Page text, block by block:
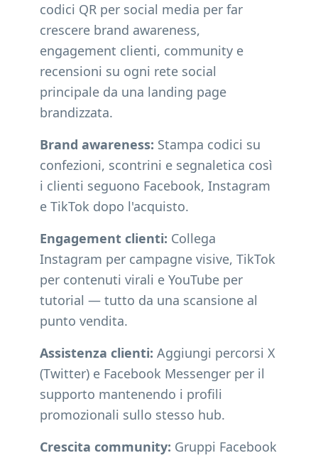
codici QR per social media per far
crescere brand awareness,
engagement clienti, community e
recensioni su ogni rete social
principale da una landing page
brandizzata.
Brand awareness: Stampa codici su
confezioni, scontrini e segnaletica così
i clienti seguono Facebook, Instagram
e TikTok dopo l'acquisto.
Engagement clienti: Collega
Instagram per campagne visive, TikTok
per contenuti virali e YouTube per
tutorial — tutto da una scansione al
punto vendita.
Assistenza clienti: Aggiungi percorsi X
(Twitter) e Facebook Messenger per il
supporto mantenendo i profili
promozionali sullo stesso hub.
Crescita community: Gruppi Facebook